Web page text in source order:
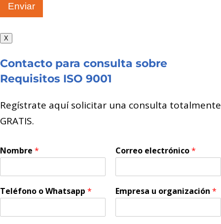
Enviar
X
Contacto para consulta sobre
Requisitos ISO 9001
Regístrate aquí solicitar una consulta totalmente
GRATIS.
Nombre * Correo electrónico*
Teléfono o Whatsapp * Empresa u organización *